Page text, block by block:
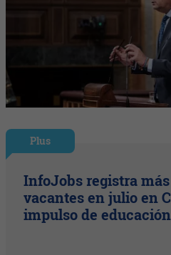
Plus
InfoJobs registra más
vacantes en julio en
impulso de